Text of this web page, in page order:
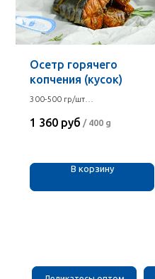
Осетр горячего
копчения (кусок)
300-500 гр/шт
1 360 руб / 400 g
В корзину